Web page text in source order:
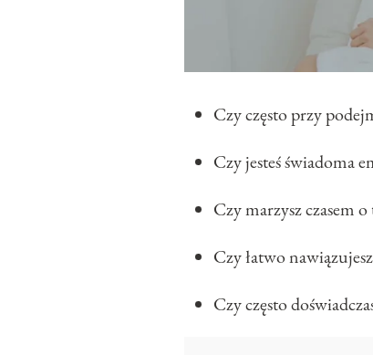
Czy często przy
Czy jesteś świadoma
Czy marzysz czasem
Czy łatwo
Czy często